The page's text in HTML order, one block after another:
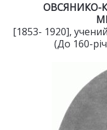
ОВСЯНИКО-
[1853- 1920],
(До 160-